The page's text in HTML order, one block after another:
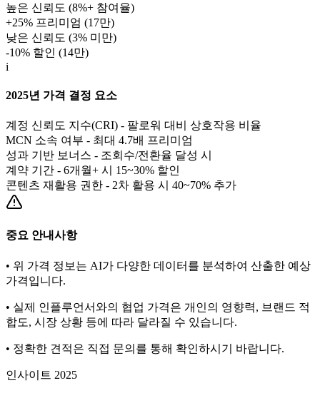
높은 신뢰도 (8%+ 참여율)
+25% 프리미엄 (17만)
낮은 신뢰도 (3% 미만)
-10% 할인 (14만)
i
2025년 가격 결정 요소
계정 신뢰도 지수(CRI) - 팔로워 대비 상호작용 비율
MCN 소속 여부 - 최대 4.7배 프리미엄
성과 기반 보너스 - 조회수/전환율 달성 시
계약 기간 - 6개월+ 시 15~30% 할인
콘텐츠 재활용 권한 - 2차 활용 시 40~70% 추가
중요 안내사항
• 위 가격 정보는 AI가 다양한 데이터를 분석하여 산출한 예상
가격입니다.
• 실제 인플루언서와의 협업 가격은 개인의 영향력, 브랜드 적
합도, 시장 상황 등에 따라 달라질 수 있습니다.
• 정확한 견적은 직접 문의를 통해 확인하시기 바랍니다.
인사이트 2025